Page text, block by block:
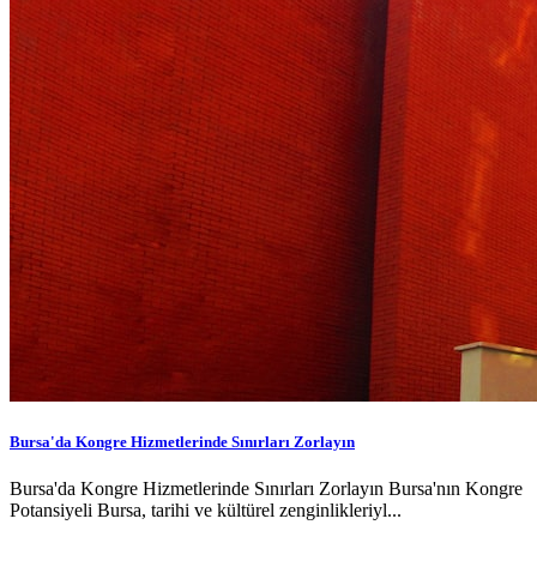
Bursa'da Kongre Hizmetlerinde Sınırları Zorlayın
Bursa'da Kongre Hizmetlerinde Sınırları Zorlayın Bursa'nın Kongre
Potansiyeli Bursa, tarihi ve kültürel zenginlikleriyl...